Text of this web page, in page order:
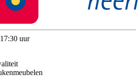
uur